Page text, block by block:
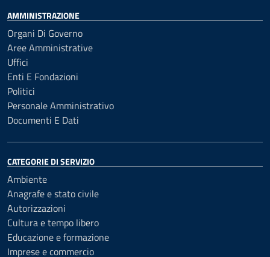
AMMINISTRAZIONE
Organi Di Governo
Aree Amministrative
Uffici
Enti E Fondazioni
Politici
Personale Amministrativo
Documenti E Dati
CATEGORIE DI SERVIZIO
Ambiente
Anagrafe e stato civile
Autorizzazioni
Cultura e tempo libero
Educazione e formazione
Imprese e commercio